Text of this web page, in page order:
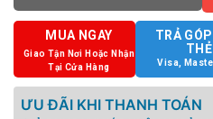
MUA NGAY
Giao Tận Nơi Hoặc Nhận
Tại Cửa Hàng
TRẢ
THẺ
Visa,
ƯU ĐÃI KHI THANH TOÁN